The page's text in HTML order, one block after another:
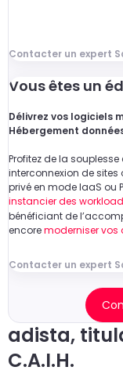
Contacter un expert
Vous êtes un
Délivrez vos logiciels
Hébergement
Profitez de la
interconnexion de
privé en mode IaaS ou
instancier des
bénéficiant de
encoremoderniser
Contacter un expert
adista,
C.A.I.H.